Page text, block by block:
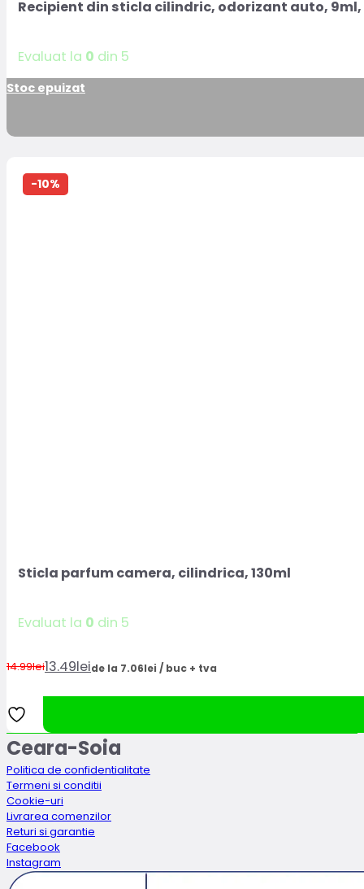
Recipient din sticla cilindric, odorizant auto, 9ml,
Evaluat la 0 din 5
Stoc epuizat
-10%
Sticla parfum camera, cilindrica, 130ml
Evaluat la 0 din 5
14.99lei
Prețul
a
fost:
14.99lei.
13.49lei
Prețul
curent
este:
13.49lei.
de la 7.06lei / buc + tva
Ceara-Soia
Politica de confidentialitate
Termeni si conditii
Cookie-uri
Livrarea comenzilor
Returi si garantie
Facebook
Instagram